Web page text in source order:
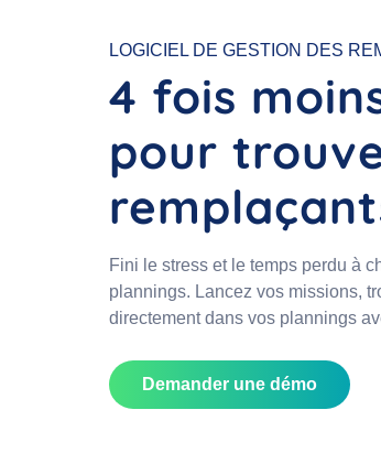
LOGICIEL DE GESTION DES
4 fois
pour
Fini le stress et le temps perdu à
plannings. Lancez vos missions,
directement dans vos plannings
Demander une démo